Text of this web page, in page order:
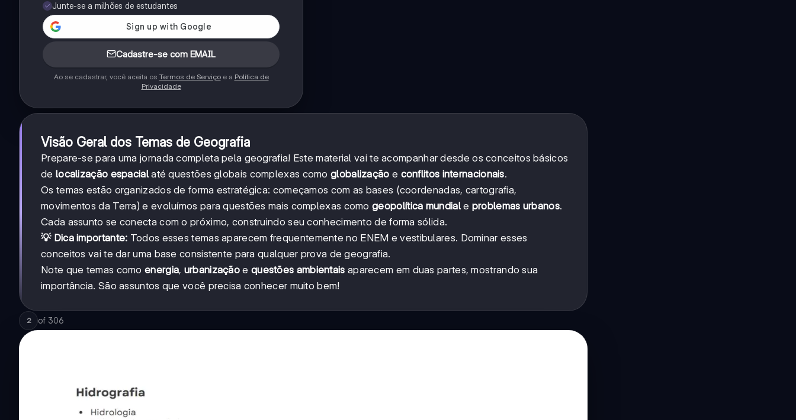
Junte-se a milhões de estudantes
Cadastre-se com EMAIL
Ao se cadastrar, você aceita os Termos de Serviçoe a Política de
Privacidade
Visão Geral dos Temas de Geografia
Prepare-se para uma jornada completa pela geografia! Este material vai te acompanhar desde os conceitos básicos
de localização espacialaté questões globais complexas comoglobalização e conflitos internacionais.
Os temas estão organizados de forma estratégica: começamos com as bases (coordenadas, cartografia,
movimentos da Terra) e evoluímos para questões mais complexas comogeopolítica mundiale problemas urbanos.
Cada assunto se conecta com o próximo, construindo seu conhecimento de forma sólida.
💡 Dica importante: Todos esses temas aparecem frequentemente no ENEM e vestibulares. Dominar esses
conceitos vai te dar uma base consistente para qualquer prova de geografia.
Note que temas como energia, urbanização e questões ambientais aparecem em duas partes, mostrando sua
importância. São assuntos que você precisa conhecer muito bem!
2 of 306